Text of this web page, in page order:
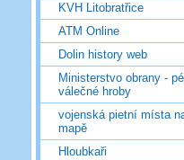
KVH Litobratřice
ATM Online
Dolin history web
Ministerstvo obrany -
válečné hroby
vojenská pietní místa
mapě
Hloubkaři